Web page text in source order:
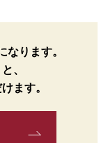
なります。
、
ます。